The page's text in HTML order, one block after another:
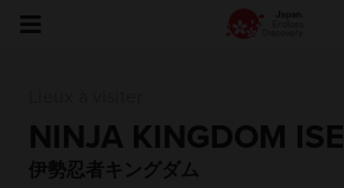
NINJA KINGDOM ISE
伊勢忍者キングダム